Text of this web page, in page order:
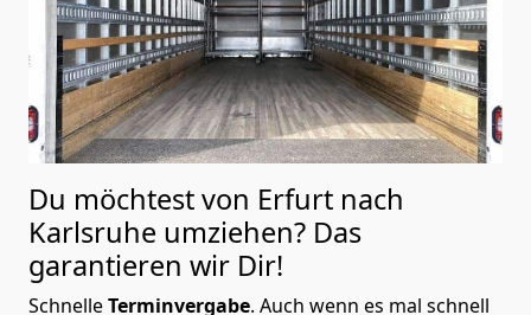
Du möchtest von Erfurt nach
Karlsruhe umziehen? Das
garantieren wir Dir!
SchnelleTerminvergabe. Auch wenn es mal schnell